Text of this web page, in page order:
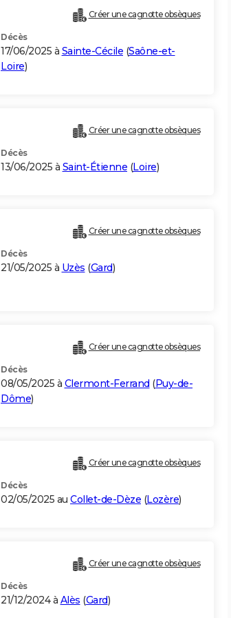
Créer une cagnotte obsèques
Décès
17/06/2025 à Sainte-Cécile (Saône-et-
Loire)
Créer une cagnotte obsèques
Décès
13/06/2025 à Saint-Étienne (Loire)
Créer une cagnotte obsèques
Décès
21/05/2025 à Uzès (Gard)
Créer une cagnotte obsèques
Décès
08/05/2025 à Clermont-Ferrand (Puy-de-
Dôme)
Créer une cagnotte obsèques
Décès
02/05/2025 au Collet-de-Dèze (Lozère)
Créer une cagnotte obsèques
Décès
21/12/2024 à Alès (Gard)